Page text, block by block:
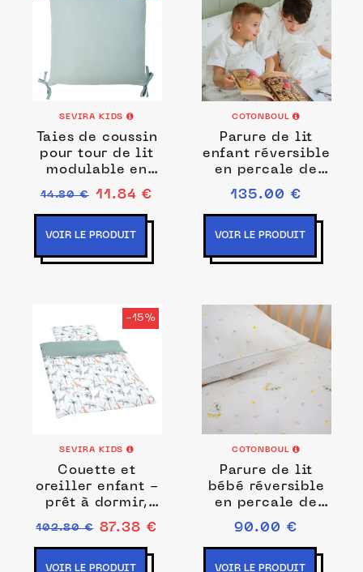
SEVIRA KIDS
Taies de coussin
pour tour de lit
modulable en
gaze de coton,
Jeanne
14.80 € 11.84 €
VOIR LE PRODUIT
COTONBOUL
Parure de lit
enfant réversible
en percale de
coton
135.00 €
VOIR LE PRODUIT
-15%
SEVIRA KIDS
Couette et
oreiller enfant -
prêt à dormir,
Safari
102.80 € 87.38 €
VOIR LE PRODUIT
COTONBOUL
Parure de lit
bébé réversible
en percale de
coton
90.00 €
VOIR LE PRODUIT